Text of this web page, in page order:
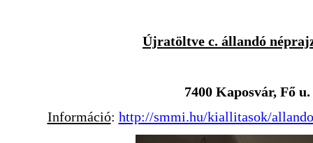
Újratöltve c. állandó
7400 Kaposvár, Fő u.
Információ: http://smmi.hu/kiallitasok/